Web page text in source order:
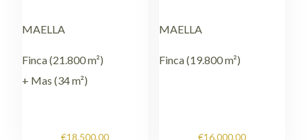
MAELLA
Finca (21.800 m²)
+ Mas (34 m²)
€18.500,00
MAELLA
Finca (19.800 m²)
€16.000,00